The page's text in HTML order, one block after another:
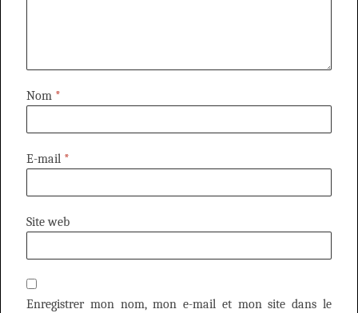
Nom *
E-mail *
Site web
Enregistrer mon nom, mon e-mail et mon site dans le